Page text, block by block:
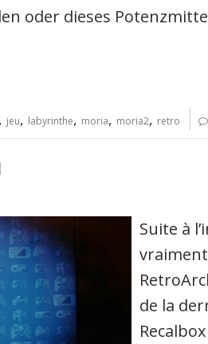
oder dieses
, jeu, labyrinthe, moria, moria2, retro
Suite à
de la